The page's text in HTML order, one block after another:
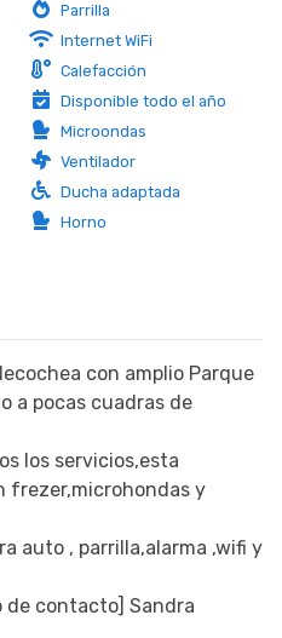
Parrilla
Internet WiFi
Calefacción
Disponible todo el año
Microondas
Ventilador
Ducha adaptada
Horno
con amplio Parque
a pocas cuadras de
los servicios,esta
frezer,microhondas y
auto , parrilla,alarma ,wifi y
contacto] Sandra